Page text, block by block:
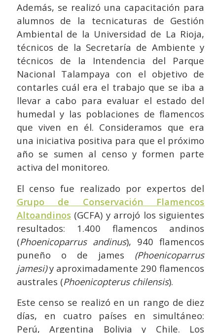
Además, se realizó una capacitación para
alumnos de la tecnicaturas de Gestión
Ambiental de la Universidad de La Rioja,
técnicos de la Secretaría de Ambiente y
técnicos de la Intendencia del Parque
Nacional Talampaya con el objetivo de
contarles cuál era el trabajo que se iba a
llevar a cabo para evaluar el estado del
humedal y las poblaciones de flamencos
que viven en él. Consideramos que era
una iniciativa positiva para que el próximo
año se sumen al censo y formen parte
activa del monitoreo.
El censo fue realizado por expertos del
Grupo de Conservación Flamencos
Altoandinos (GCFA) y arrojó los siguientes
resultados: 1.400 flamencos andinos
(Phoenicoparrus andinus), 940 flamencos
puneño o de james (Phoenicoparrus
jamesi)y aproximadamente 290 flamencos
australes (Phoenicopterus chilensis).
Este censo se realizó en un rango de diez
días, en cuatro países en simultáneo:
Perú, Argentina Bolivia y Chile. Los